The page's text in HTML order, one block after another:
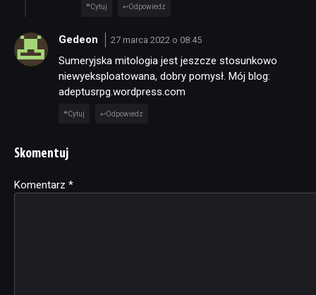
Cytuj Odpowiedz
Gedeon 27 marca 2022 o 08:45
Sumeryjska mitologia jest jeszcze stosunkowo
niewyeksploatowana, dobry pomysł. Mój blog:
adeptusrpg.wordpress.com
Cytuj Odpowiedz
Skomentuj
Komentarz *
Alternative: